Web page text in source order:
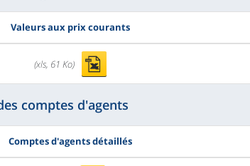
Valeurs aux prix courants
(xls, 61 Ko)
comptes d'agents
Comptes d'agents détaillés